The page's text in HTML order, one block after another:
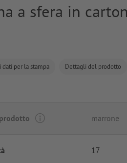
a sfera in
dati per la stampa Dettagli del prodotto
marrone
17